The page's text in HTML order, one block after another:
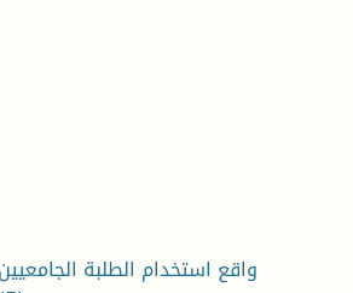
واقع استخدام الطلبة